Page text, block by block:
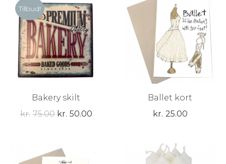
Tilbud!
Bakery skilt
kr. 75.00 Den
var:
kr. 50.00Den
Ballet kort
kr. 25.00